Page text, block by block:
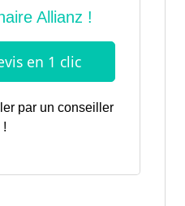
par un conseiller
!